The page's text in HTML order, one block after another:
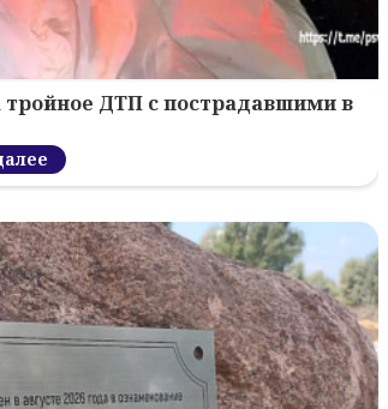
ДТП с пострадавшими в